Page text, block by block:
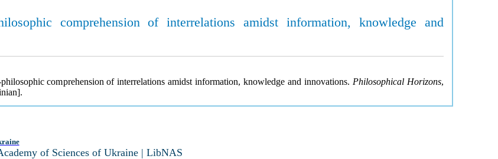
comprehension of interrelations amidst information, knowledge and
comprehension of interrelations amidst information, knowledge and innovations. Philosophical Horizons,
of Sciences of Ukraine | LibNAS